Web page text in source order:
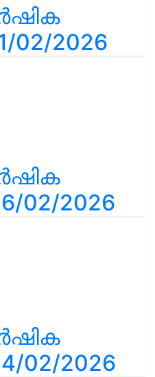
02/2026
02/2026
02/2026